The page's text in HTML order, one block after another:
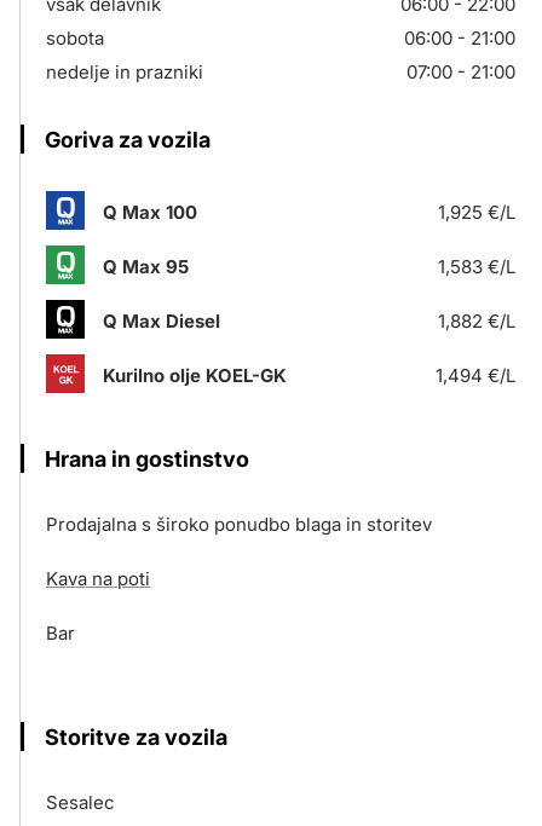
sobota
06:00 - 21:00
nedelje in prazniki
07:00 - 21:00
Goriva za vozila
Q Max 100 1,925 €/L
Q Max 95 1,583 €/L
Q Max Diesel 1,882 €/L
Kurilno olje KOEL-GK 1,494 €/L
Hrana in gostinstvo
Prodajalna s široko ponudbo blaga in storitev
Kava na poti
Bar
Storitve za vozila
Sesalec